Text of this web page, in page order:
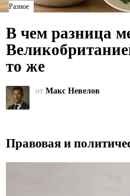
Разное
В чем разница
то же
от Макс Невелов
Правовая и